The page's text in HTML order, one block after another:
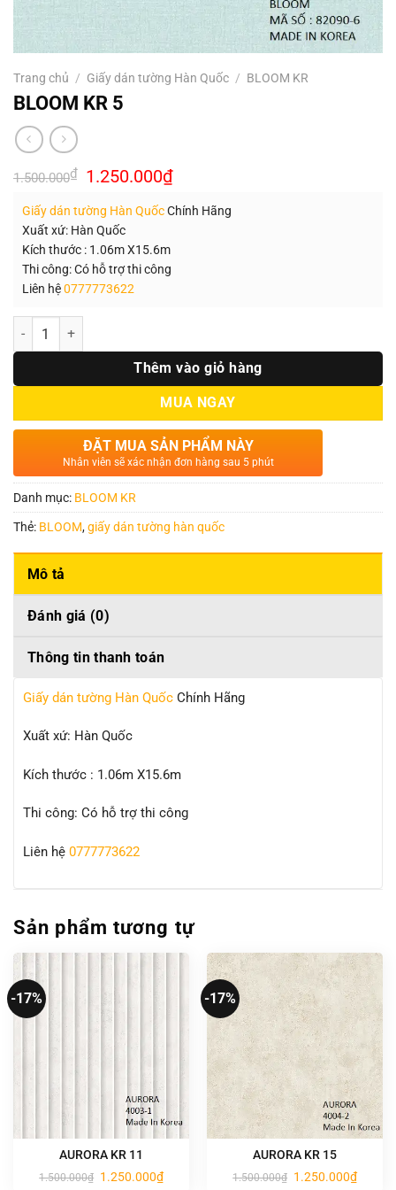
Trang chủ / Giấy dán tường Hàn Quốc / BLOOM KR
BLOOM KR 5
1.500.000₫ Giá
gốc
1.500.000₫.
1.250.000₫Giá
hiện
là:
Giấy dán tường Hàn QuốcChính Hãng
Xuất xứ: Hàn Quốc
Kích thước : 1.06m X15.6m
Thi công: Có hỗ trợ thi công
Liên hệ0777773622
Số lượng
Thêm vào giỏ hàng
MUA NGAY
ĐẶT MUA SẢN PHẨM NÀY
Nhân viên sẽ xác nhận đơn hàng sau 5 phút
Danh mục: BLOOM KR
Thẻ: BLOOM,giấy dán tường hàn quốc
Mô tả
Đánh giá (0)
Thông tin thanh toán
Giấy dán tường Hàn Quốc Chính Hãng
Xuất xứ: Hàn Quốc
Kích thước : 1.06m X15.6m
Thi công: Có hỗ trợ thi công
Liên hệ 0777773622
Sản phẩm tương tự
-17%
AURORA KR 11
1.500.000₫ Giá
1.250.000₫Giá
hiện
-17%
AURORA KR 15
1.500.000₫ Giá
1.250.000₫Giá
hiện